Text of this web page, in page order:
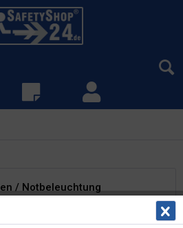
/ Notbeleuchtung
sind Teil der Notbeleuchtung bei